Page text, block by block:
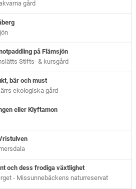
gård
på Flämsjön
Stifts- & kursgård
bär och must
ekologiska gård
eller Klyftamon
och dess frodiga växtlighet
- Missunnebäckens naturreservat